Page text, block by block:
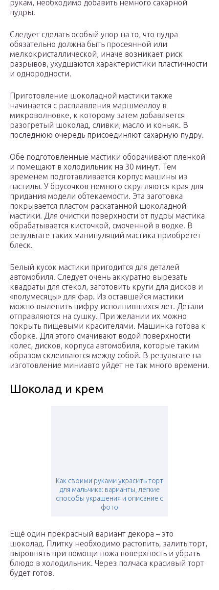
рукам, необходимо добавить немного сахарной
пудры.
Следует сделать особый упор на то, что пудра
обязательно должна быть просеянной или
мелкокристаллической, иначе возникает риск
разрывов, ухудшаются характеристики пластичности
и однородности.
Приготовление шоколадной мастики также
начинается с расплавления маршмеллоу в
микроволновке, к которому затем добавляется
разогретый шоколад, сливки, масло и коньяк. В
последнюю очередь присоединяют сахарную пудру.
Обе подготовленные мастики оборачивают пленкой
и помещают в холодильник на 30 минут. Тем
временем подготавливается корпус машины из
пастилы. У брусочков немного скругляются края для
придания модели обтекаемости. Эта заготовка
покрывается пластом раскатанной шоколадной
мастики. Для очистки поверхности от пудры мастика
обрабатывается кисточкой, смоченной в водке. В
результате таких манипуляций мастика приобретет
блеск.
Белый кусок мастики пригодится для деталей
автомобиля. Следует очень аккуратно вырезать
квадраты для стекол, заготовить круги для дисков и
«полумесяцы» для фар. Из оставшейся мастики
можно вылепить цифру исполнившихся лет. Детали
отправляются на сушку. При желании их можно
покрыть пищевыми красителями. Машинка готова к
сборке. Для этого смачивают водой поверхности
колес, дисков, корпуса автомобиля, которые таким
образом склеиваются между собой. В результате на
изготовление миниавто уйдет не так много времени.
Шоколад и крем
Как своими руками украсить торт
для мальчика: варианты, легкие
способы украшения и описание с
фото
Ещё один прекрасный вариант декора – это
шоколад. Плитку необходимо растопить, залить торт,
выровнять при помощи ножа поверхность и убрать
блюдо в холодильник. Через полчаса красивый торт
будет готов.